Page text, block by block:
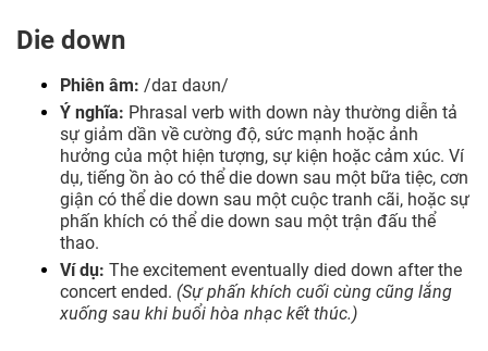
Die down
Phiên âm: /daɪ daʊn/
Ý nghĩa: Phrasal verb with down này thường diễn tả
sự giảm dần về cường độ, sức mạnh hoặc ảnh
hưởng của một hiện tượng, sự kiện hoặc cảm xúc. Ví
dụ, tiếng ồn ào có thể die down sau một bữa tiệc, cơn
giận có thể die down sau một cuộc tranh cãi, hoặc sự
phấn khích có thể die down sau một trận đấu thể
thao.
Ví dụ: The excitement eventually died down after the
concert ended. (Sự phấn khích cuối cùng cũng lắng
xuống sau khi buổi hòa nhạc kết thúc.)